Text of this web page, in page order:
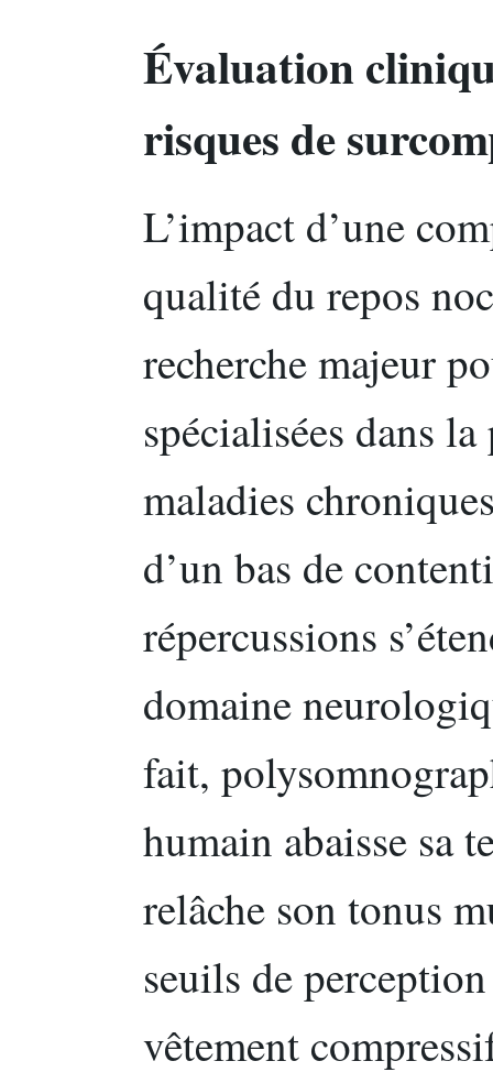
Évaluation
risques de
L’impact d’une
qualité du repos
recherche majeur
spécialisées dans
maladies
d’un bas de
répercussions
domaine
fait,
humain abaisse sa
relâche son tonus
seuils de
vêtement